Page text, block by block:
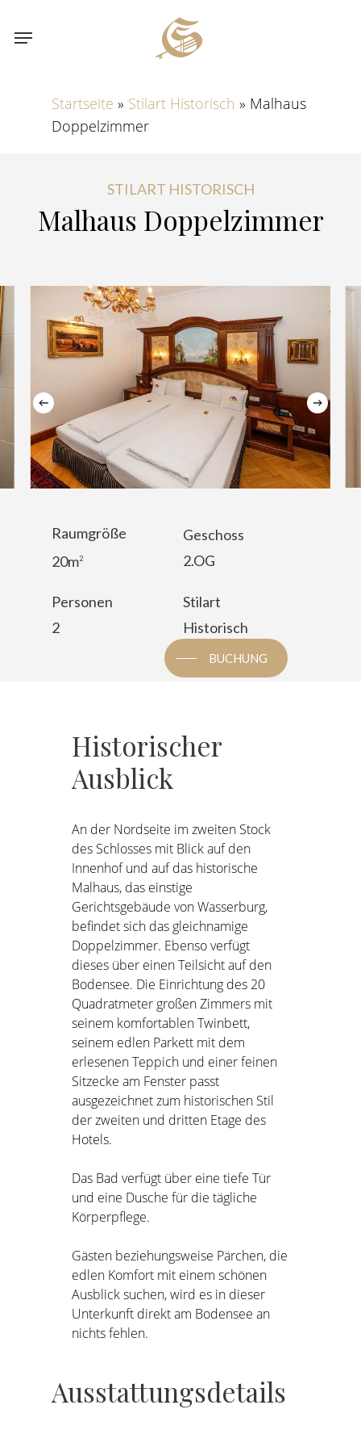
Menu
Startseite » Stilart Historisch » Malhaus
Doppelzimmer
STILART HISTORISCH
Malhaus Doppelzimmer
Raumgröße
20m2
Geschoss
2.OG
Personen
2
Stilart
Historisch
BUCHUNG
Historischer
Ausblick
An der Nordseite im zweiten Stock
des Schlosses mit Blick auf den
Innenhof und auf das historische
Malhaus, das einstige
Gerichtsgebäude von Wasserburg,
befindet sich das gleichnamige
Doppelzimmer. Ebenso verfügt
dieses über einen Teilsicht auf den
Bodensee. Die Einrichtung des 20
Quadratmeter großen Zimmers mit
seinem komfortablen Twinbett,
seinem edlen Parkett mit dem
erlesenen Teppich und einer feinen
Sitzecke am Fenster passt
ausgezeichnet zum historischen Stil
der zweiten und dritten Etage des
Hotels.
Das Bad verfügt über eine tiefe Tür
und eine Dusche für die tägliche
Körperpflege.
Gästen beziehungsweise Pärchen, die
edlen Komfort mit einem schönen
Ausblick suchen, wird es in dieser
Unterkunft direkt am Bodensee an
nichts fehlen.
Ausstattungsdetails